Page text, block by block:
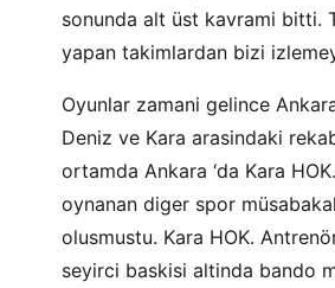
sonunda alt üst kavrami bitti.
yapan takimlardan bizi
Oyunlar zamani gelince
Deniz ve Kara arasindaki
ortamda Ankara ‘da Kara
oynanan diger spor
olusmustu. Kara HOK.
seyirci baskisi altinda bando